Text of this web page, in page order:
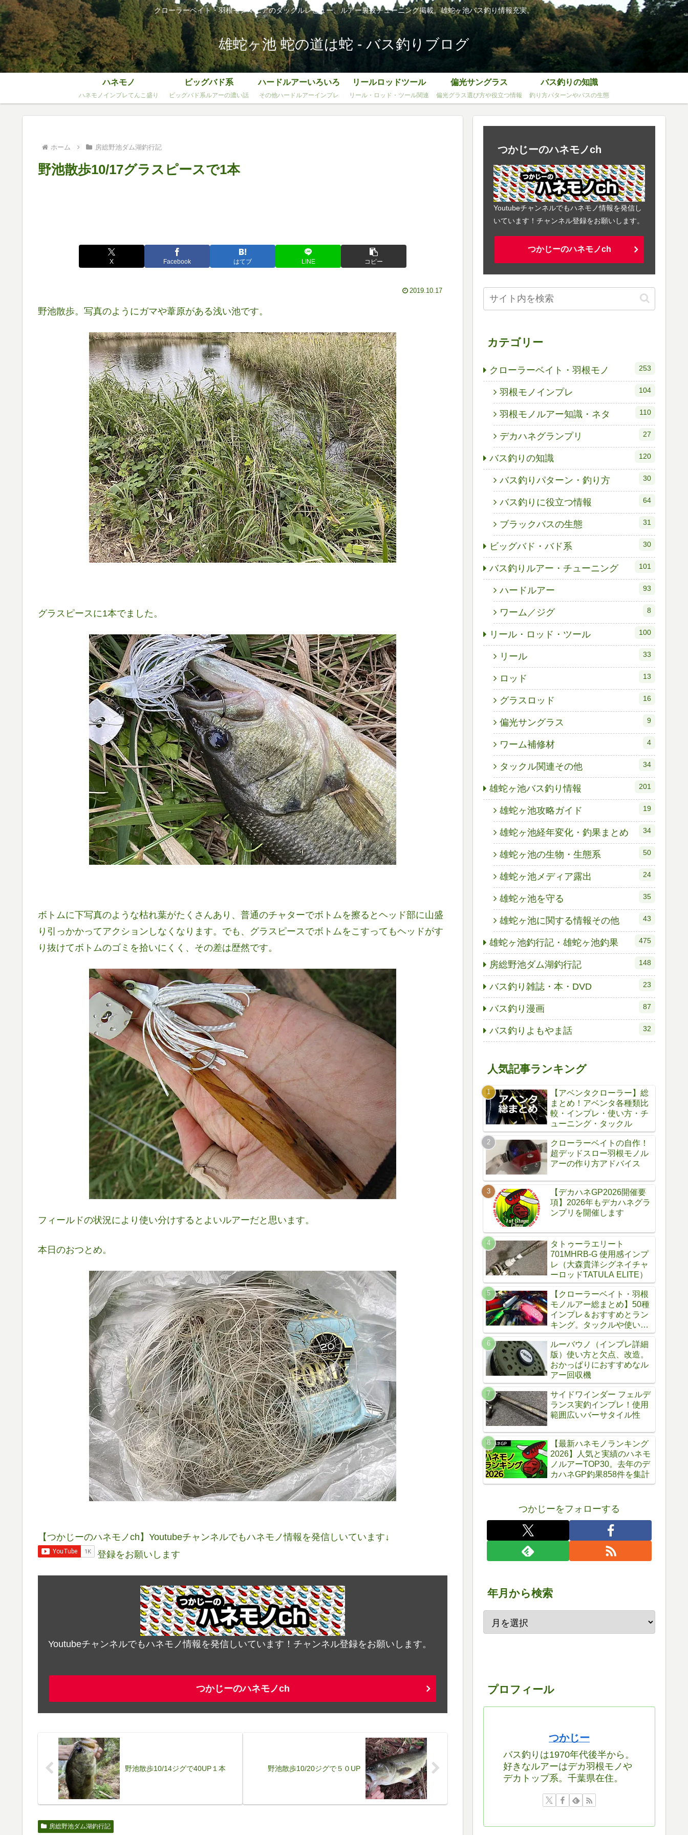
クローラーベイト・羽根モノマニアのタックルレビュー、ルアー裏技チューニング掲載。雄蛇ヶ池バス釣り情報充実。
雄蛇ヶ池 蛇の道は蛇 - バス釣りブログ
ハネモノ
ハネモノインプレてんこ盛り
ビッグバド系
ビッグバド系ルアーの濃い話
ハードルアーいろいろ
その他ハードルアーインプレ
リールロッドツール
リール・ロッド・ツール関連
偏光サングラス
偏光グラス選び方や役立つ情報
バス釣りの知識
釣り方パターンやバスの生態
ホーム 房総野池ダム湖釣行記
野池散歩10/17グラスピースで1本
X Facebook はてブ LINE コピー
2019.10.17
野池散歩。写真のようにガマや葦原がある浅い池です。
グラスピースに1本でました。
ボトムに下写真のような枯れ葉がたくさんあり、普通のチャターでボトムを擦るとヘッド部に山盛
り引っかかってアクションしなくなります。でも、グラスピースでボトムをこすってもヘッドがす
り抜けてボトムのゴミを拾いにくく、その差は歴然です。
フィールドの状況により使い分けするとよいルアーだと思います。
本日のおつとめ。
【つかじーのハネモノch】Youtubeチャンネルでもハネモノ情報を発信しいています↓
登録をお願いします
Youtubeチャンネルでもハネモノ情報を発信しいています！チャンネル登録をお願いします。
つかじーのハネモノch
野池散歩10/14ジグで40UP１本 野池散歩10/20ジグで５０UP
房総野池ダム湖釣行記
つかじーのハネモノch
Youtubeチャンネルでもハネモノ情報を発信し
いています！チャンネル登録をお願いします。
つかじーのハネモノch
カテゴリー
クローラーベイト・羽根モノ 253
羽根モノインプレ 104
羽根モノルアー知識・ネタ 110
デカハネグランプリ 27
バス釣りの知識 120
バス釣りパターン・釣り方 30
バス釣りに役立つ情報 64
ブラックバスの生態 31
ビッグバド・バド系 30
バス釣りルアー・チューニング 101
ハードルアー 93
ワーム／ジグ 8
リール・ロッド・ツール 100
リール 33
ロッド 13
グラスロッド 16
偏光サングラス 9
ワーム補修材 4
タックル関連その他 34
雄蛇ヶ池バス釣り情報 201
雄蛇ヶ池攻略ガイド 19
雄蛇ヶ池経年変化・釣果まとめ 34
雄蛇ヶ池の生物・生態系 50
雄蛇ヶ池メディア露出 24
雄蛇ヶ池を守る 35
雄蛇ヶ池に関する情報その他 43
雄蛇ヶ池釣行記・雄蛇ヶ池釣果 475
房総野池ダム湖釣行記 148
バス釣り雑誌・本・DVD 23
バス釣り漫画 87
バス釣りよもやま話 32
人気記事ランキング
【アベンタクローラー】総
まとめ！アベンタ各種類比
較・インプレ・使い方・チ
ューニング・タックル
クローラーベイトの自作！
超デッドスロー羽根モノル
アーの作り方アドバイス
【デカハネGP2026開催要
項】2026年もデカハネグラ
ンプリを開催します
タトゥーラエリート
701MHRB-G 使用感インプ
レ（大森貴洋シグネイチャ
ーロッドTATULA ELITE）
【クローラーベイト・羽根
モノルアー総まとめ】50種
インプレ＆おすすめとラン
キング。タックルや使い
方、自作方法
ルーバウノ（インプレ詳細
版）使い方と欠点、改造。
おかっぱりにおすすめなル
アー回収機
サイドワインダー フェルデ
ランス実釣インプレ！使用
範囲広いバーサタイル性
【最新ハネモノランキング
2026】人気と実績のハネモ
ノルアーTOP30。去年のデ
カハネGP釣果858件を集計
つかじーをフォローする
年月から検索
プロフィール
つかじー
バス釣りは1970年代後半から。
好きなルアーはデカ羽根モノや
デカトップ系。千葉県在住。